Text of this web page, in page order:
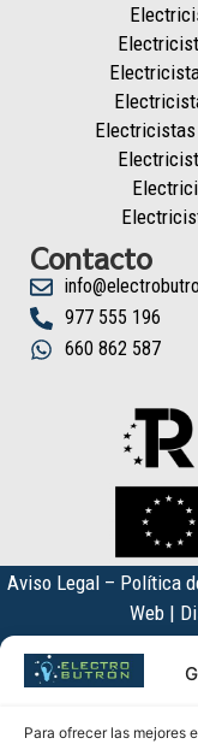
Para ofrecer las mejores
Electricistas
Contacto
977 555 196
660 862 587
Aviso Legal – Política
Web|